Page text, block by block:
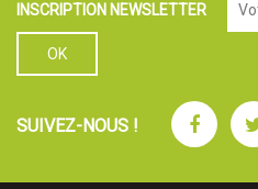
INSCRIPTION NEWSLETTER
SUIVEZ-NOUS !